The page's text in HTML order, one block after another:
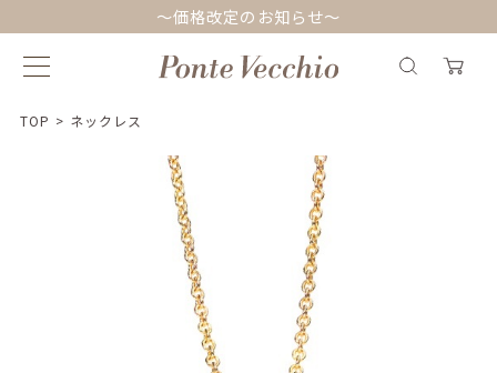
～価格改定のお知らせ～
TOP > ネックレス